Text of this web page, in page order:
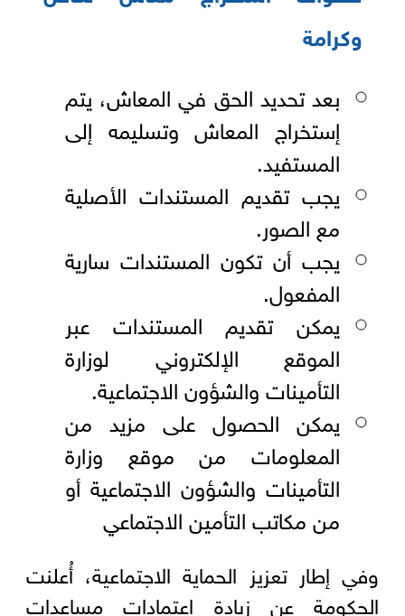
وكرامة
بعد تحديد الحق في المعاش، يتم
إستخراج المعاش وتسليمه إلى
المستفيد.
يجب تقديم المستندات الأصلية
مع الصور.
يجب أن تكون المستندات سارية
المفعول.
يمكن تقديم المستندات عبر
الموقع الإلكتروني لوزارة
التأمينات والشؤون الاجتماعية.
يمكن الحصول على مزيد من
المعلومات من موقع وزارة
التأمينات والشؤون الاجتماعية أو
من مكاتب التأمين الاجتماعي
وفي إطار تعزيز الحماية الاجتماعية، أُعلنت
الحكومة عن زيادة اعتمادات مساعدات